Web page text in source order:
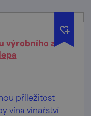
výrobního a
příležitost
vína vinařství